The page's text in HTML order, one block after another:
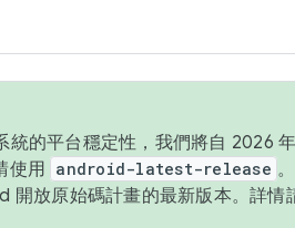
的平台穩定性，我們將自 2026
使用 android-latest-release 。
放原始碼計畫的最新版本。詳情